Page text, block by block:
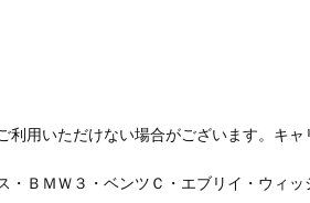
用いただけない場合がございます。キャ
・ＢＭＷ３・ベンツＣ・エブリイ・ウィ